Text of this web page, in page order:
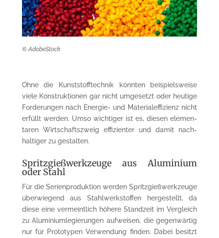
© AdobeStock
Ohne die Kunststoff­technik könnten beispiels­weise
viele Konstruk­tionen gar nicht umgesetzt oder heutige
Forderungen nach Energie- und Material­effizienz nicht
erfüllt werden. Umso wichtiger ist es, diesen elemen­
taren Wirtschafts­zweig effizienter und damit nach­
haltiger zu gestalten.
Spritzgieß­werkzeuge aus Alu­mi­ni­um
oder Stahl
Für die Serien­produktion werden Spritzgieß­werkzeuge
überwiegend aus Stahl­werk­stoffen hergestellt, da
diese eine vermeintlich höhere Standzeit im Vergleich
zu Aluminium­legierungen aufweisen, die gegen­wärtig
nur für Proto­typen Verwen­dung finden. Dabei besitzt